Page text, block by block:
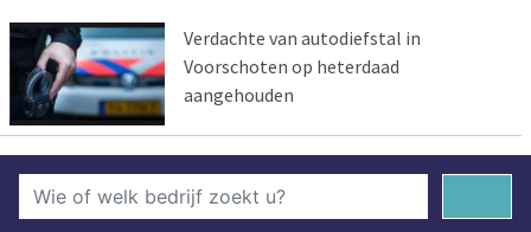
Verdachte van autodiefstal in
Voorschoten op heterdaad
aangehouden